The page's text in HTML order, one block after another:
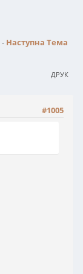
- Наступна Тема
ДРУК
#1005